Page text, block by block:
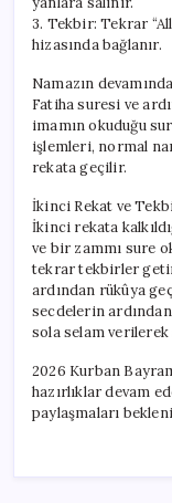
3. Tekbir: Tekrar
hizasında bağlanır.
Namazın
Fatiha suresi ve
imamın okuduğu
işlemleri, normal
rekata geçilir.
İkinci Rekat ve
İkinci rekata
ve bir zammı sure
tekrar tekbirler
ardından rükûya
secdelerin
sola selam verilerek
2026 Kurban
hazırlıklar devam
paylaşmaları